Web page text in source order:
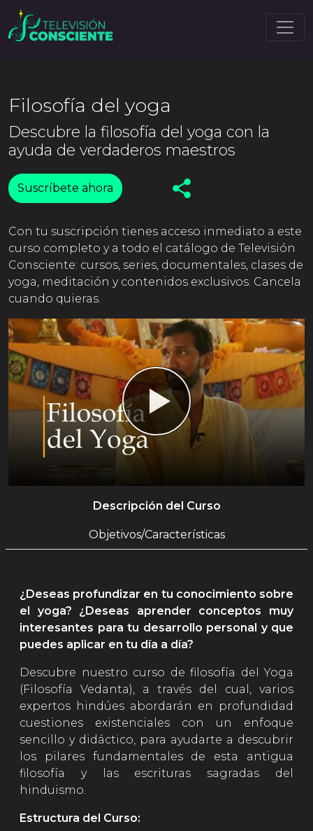
Filosofía del yoga
Descubre la filosofía del yoga con la
ayuda de verdaderos maestros
Suscríbete ahora
Con tu suscripción tienes acceso inmediato a este
curso completo y a todo el catálogo de Televisión
Consciente: cursos, series, documentales, clases de
yoga, meditación y contenidos exclusivos. Cancela
cuando quieras.
Descripción del Curso
Objetivos/Características
¿Deseas profundizar en tu conocimiento sobre
el yoga? ¿Deseas aprender conceptos muy
interesantes para tu desarrollo personal y que
puedes aplicar en tu día a día?
Descubre nuestro curso de filosofía del Yoga
(Filosofía Vedanta), a través del cual, varios
expertos hindúes abordarán en profundidad
cuestiones existenciales con un enfoque
sencillo y didáctico, para ayudarte a descubrir
los pilares fundamentales de esta antigua
filosofía y las escrituras sagradas del
hinduismo.
Estructura del Curso: